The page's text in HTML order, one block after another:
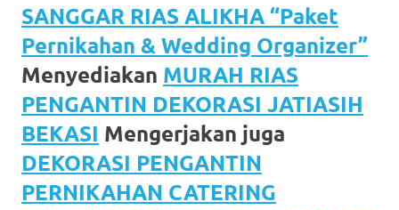
SANGGAR RIAS ALIKHA “Paket
Pernikahan & Wedding Organizer”
Menyediakan MURAH RIAS
PENGANTIN DEKORASI JATIASIH
BEKASI Mengerjakan juga
DEKORASI PENGANTIN
PERNIKAHAN CATERING